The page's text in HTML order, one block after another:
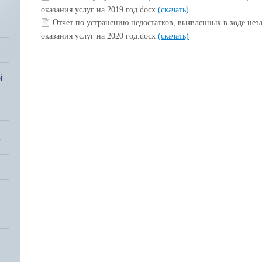
оказания услуг на 2019 год.docx (скачать)
Отчет по устранению недостатков, выявленных в ходе
оказания услуг на 2020 год.docx (скачать)